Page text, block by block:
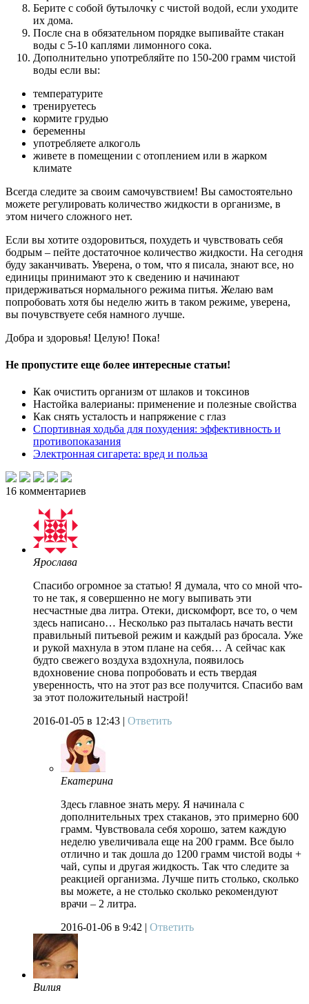
Берите с собой бутылочку с чистой водой, если уходите
их дома.
После сна в обязательном порядке выпивайте стакан
воды с 5-10 каплями лимонного сока.
Дополнительно употребляйте по 150-200 грамм чистой
воды если вы:
температурите
тренируетесь
кормите грудью
беременны
употребляете алкоголь
живете в помещении с отоплением или в жарком
климате
Всегда следите за своим самочувствием! Вы самостоятельно
можете регулировать количество жидкости в организме, в
этом ничего сложного нет.
Если вы хотите оздоровиться, похудеть и чувствовать себя
бодрым – пейте достаточное количество жидкости. На сегодня
буду заканчивать. Уверена, о том, что я писала, знают все, но
единицы принимают это к сведению и начинают
придерживаться нормального режима питья. Желаю вам
попробовать хотя бы неделю жить в таком режиме, уверена,
вы почувствуете себя намного лучше.
Добра и здоровья! Целую! Пока!
Не пропустите еще более интересные статьи!
Как очистить организм от шлаков и токсинов
Настойка валерианы: применение и полезные свойства
Как снять усталость и напряжение с глаз
Спортивная ходьба для похудения: эффективность и
противопоказания
Электронная сигарета: вред и польза
16 комментариев
Ярослава
Спасибо огромное за статью! Я думала, что со мной что-
то не так, я совершенно не могу выпивать эти
несчастные два литра. Отеки, дискомфорт, все то, о чем
здесь написано… Несколько раз пыталась начать вести
правильный питьевой режим и каждый раз бросала. Уже
и рукой махнула в этом плане на себя… А сейчас как
будто свежего воздуха вздохнула, появилось
вдохновение снова попробовать и есть твердая
уверенность, что на этот раз все получится. Спасибо вам
за этот положительный настрой!
2016-01-05 в 12:43 | Ответить
Екатерина
Здесь главное знать меру. Я начинала с
дополнительных трех стаканов, это примерно 600
грамм. Чувствовала себя хорошо, затем каждую
неделю увеличивала еще на 200 грамм. Все было
отлично и так дошла до 1200 грамм чистой воды +
чай, супы и другая жидкость. Так что следите за
реакцией организма. Лучше пить столько, сколько
вы можете, а не столько сколько рекомендуют
врачи – 2 литра.
2016-01-06 в 9:42 | Ответить
Вилия